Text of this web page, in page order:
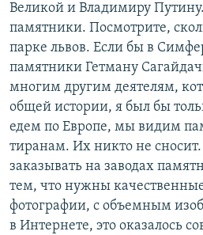
Великой и Владимиру
памятники. Посмотрите,
парке львов. Если бы в
памятники Гетману
многим другим деятелям,
общей истории, я был бы
едем по Европе, мы видим
тиранам. Их никто не сносит.
заказывать на заводах
тем, что нужны
фотографии, с объемным
в Интернете, это оказалось